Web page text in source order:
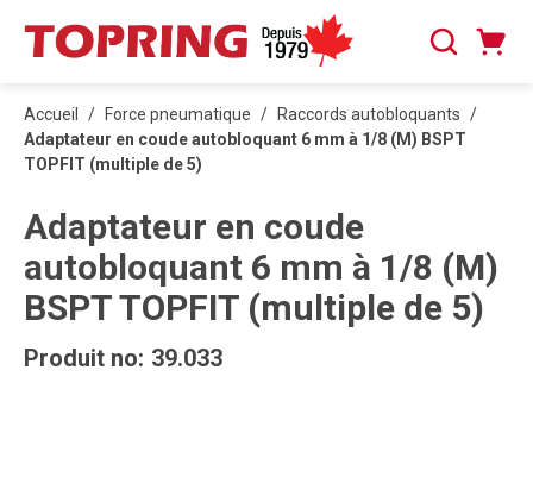
PASSER AU CONTENU PRINCIPAL
Recherche
Accueil / Force pneumatique / Raccords autobloquants /
Adaptateur en coude autobloquant 6 mm à 1/8 (M) BSPT
TOPFIT (multiple de 5)
Adaptateur en coude
autobloquant 6 mm à 1/8 (M)
BSPT TOPFIT (multiple de 5)
Produit no: 39.033